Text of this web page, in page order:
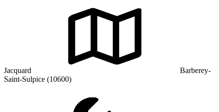
Jacquard
Barberey-
Saint-Sulpice (10600)